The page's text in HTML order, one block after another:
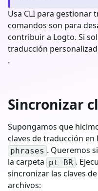
Usa CLI para gestionar
comandos son para
contribuir a Logto. Si
traducción
.
Sincronizar
Supongamos que
claves de traducción en
phrases . Queremos
la carpeta pt-BR .
sincronizar las claves
archivos: